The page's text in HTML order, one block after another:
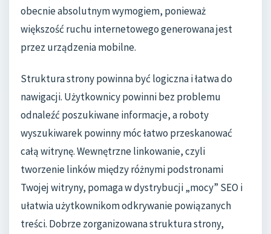
obecnie absolutnym wymogiem, ponieważ
większość ruchu internetowego generowana jest
przez urządzenia mobilne.
Struktura strony powinna być logiczna i łatwa do
nawigacji. Użytkownicy powinni bez problemu
odnaleźć poszukiwane informacje, a roboty
wyszukiwarek powinny móc łatwo przeskanować
całą witrynę. Wewnętrzne linkowanie, czyli
tworzenie linków między różnymi podstronami
Twojej witryny, pomaga w dystrybucji „mocy” SEO i
ułatwia użytkownikom odkrywanie powiązanych
treści. Dobrze zorganizowana struktura strony,